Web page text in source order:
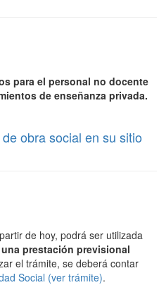
para el personal no docente
de enseñanza privada.
obra social en su sitio
de hoy, podrá ser utilizada
prestación previsional
el trámite, se deberá contar
Social (ver trámite).